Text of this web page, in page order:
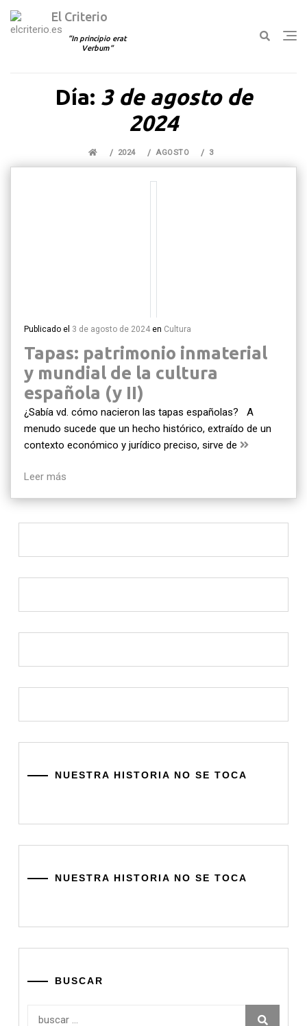
El Criterio
In principio erat
Verbum
Día: 3 de agosto de
2024
2024 AGOSTO 3
Publicado el 3 de agosto de 2024 en Cultura
Tapas: patrimonio inmaterial
y mundial de la cultura
española (y II)
¿Sabía vd. cómo nacieron las tapas españolas? A
menudo sucede que un hecho histórico, extraído de un
contexto económico y jurídico preciso, sirve de
Leer más
NUESTRA HISTORIA NO SE TOCA
NUESTRA HISTORIA NO SE TOCA
BUSCAR